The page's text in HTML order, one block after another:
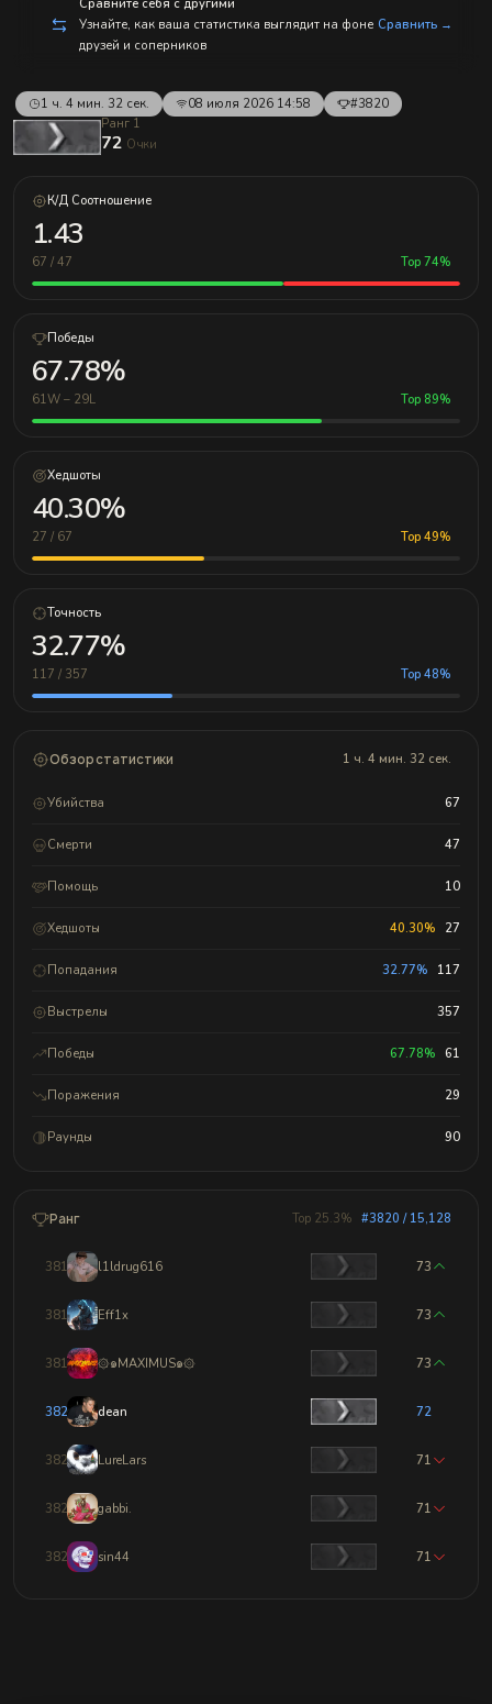
Сравните себя с другими
Узнайте, как ваша статистика выглядит на фоне
друзей и соперников
Сравнить →
1 ч. 4 мин. 32 сек. 08 июля 2026 14:58
#3820
Ранг 1
72 Очки
К/Д Соотношение
1.43
67 / 47 Top 74%
Победы
67.78%
61W – 29L Top 89%
Хедшоты
40.30%
27 / 67 Top 49%
Точность
32.77%
117 / 357 Top 48%
Обзор статистики 1 ч. 4 мин. 32 сек.
Убийства 67
Смерти 47
Помощь 10
Хедшоты 40.30% 27
Попадания 32.77% 117
Выстрелы 357
Победы 67.78% 61
Поражения 29
Раунды 90
Ранг Top 25.3% #3820 / 15,128
3817 l1ldrug616 73
3818 Eff1x 73
3819 ۞๑MAXIMUS๑۞ 73
3820 dean 72
3821 LureLars 71
3822 gabbi. 71
3823 sin44 71
л
е
н
е